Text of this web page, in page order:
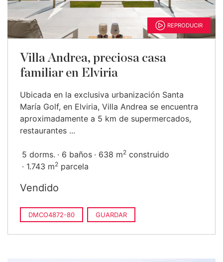
REPRODUCIR
Villa Andrea, preciosa casa
familiar en Elviria
Ubicada en la exclusiva urbanización Santa
María Golf, en Elviria, Villa Andrea se encuentra
aproximadamente a 5 km de supermercados,
restaurantes ...
5 dorms. 6 baños 638 m2 construido
1.743 m2 parcela
Vendido
DMCO4872-80 GUARDAR